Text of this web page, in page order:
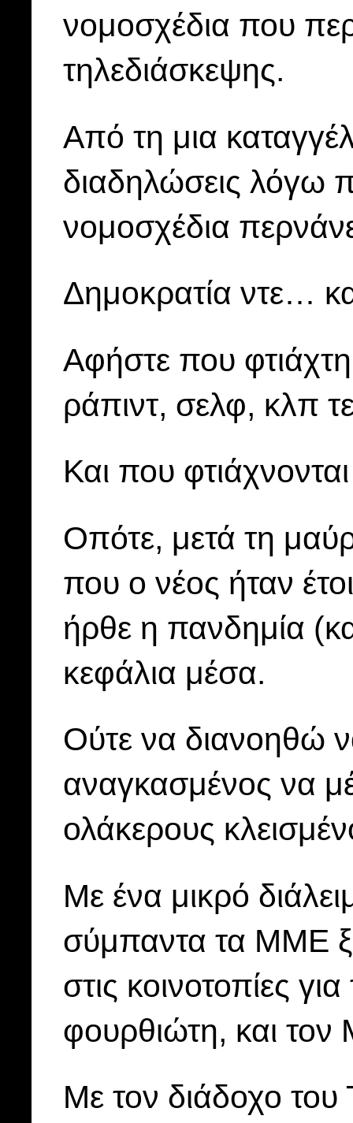
νομοσχέδια που
τηλεδιάσκεψης.
Από τη μια
διαδηλώσεις λόγω
νομοσχέδια
Δημοκρατία ντε…
Αφήστε που
ράπιντ, σελφ, κλπ
Και που
Οπότε, μετά τη
που ο νέος ήταν
ήρθε η πανδημία
κεφάλια μέσα.
Ούτε να διανοηθώ
αναγκασμένος να
ολάκερους
Με ένα μικρό
σύμπαντα τα ΜΜΕ
στις κοινοτοπίες
φουρθιώτη, και
Με τον διάδοχο του